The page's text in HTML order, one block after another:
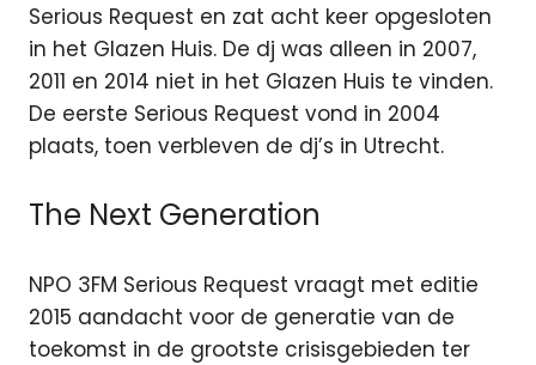
Serious Request en zat acht keer opgesloten
in het Glazen Huis. De dj was alleen in 2007,
2011 en 2014 niet in het Glazen Huis te vinden.
De eerste Serious Request vond in 2004
plaats, toen verbleven de dj’s in Utrecht.
The Next Generation
NPO 3FM Serious Request vraagt met editie
2015 aandacht voor de generatie van de
toekomst in de grootste crisisgebieden ter